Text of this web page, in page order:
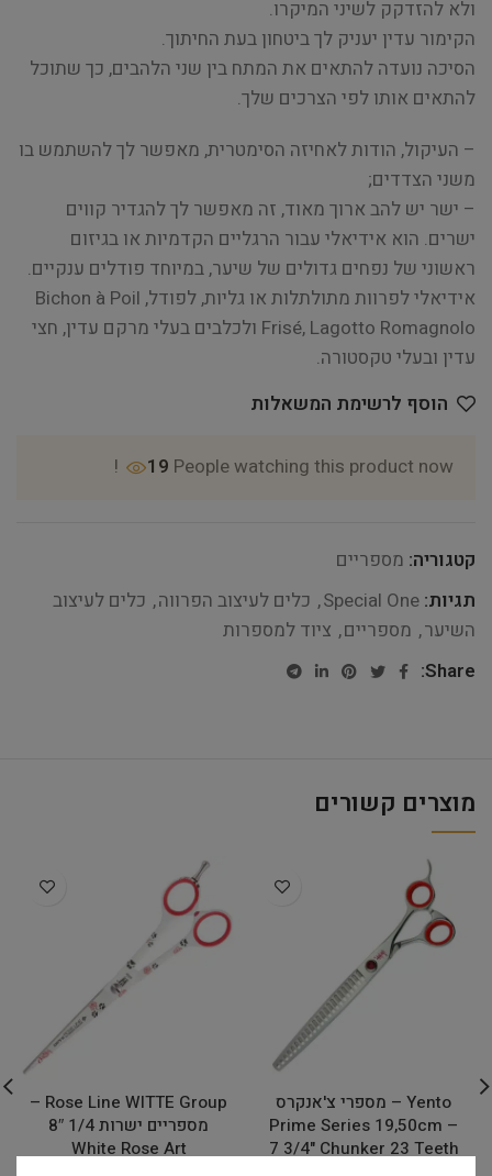
ולא להזדקק לשיני המיקרו.
הקימור עדין יעניק לך ביטחון בעת החיתוך.
הסיכה נועדה להתאים את המתח בין שני הלהבים, כך שתוכל
להתאים אותו לפי הצרכים שלך.
– העיקול, הודות לאחיזה הסימטרית, מאפשר לך להשתמש בו
משני הצדדים;
– ישר יש להב ארוך מאוד, זה מאפשר לך להגדיר קווים
ישרים. הוא אידיאלי עבור הרגליים הקדמיות או בגיזום
ראשוני של נפחים גדולים של שיער, במיוחד פודלים ענקיים.
אידיאלי לפרוות מתולתלות או גליות, לפודל, Bichon à Poil
Frisé, Lagotto Romagnolo ולכלבים בעלי מרקם עדין, חצי
עדין ובעלי טקסטורה.
הוסף לרשימת המשאלות
19 People watching this product now!
קטגוריה: מספריים
תגיות: Special One
, כלים לעיצוב הפרווה, כלים לעיצוב
השיער, מספריים, ציוד למספרות
Share:
מוצרים קשורים
Yento – מספרי צ'אנקרס
Prime Series 19,50cm –
7 3/4" Chunker 23 Teeth
Rose Line WITTE Group –
מספריים ישרות 1/4 8″
White Rose Art